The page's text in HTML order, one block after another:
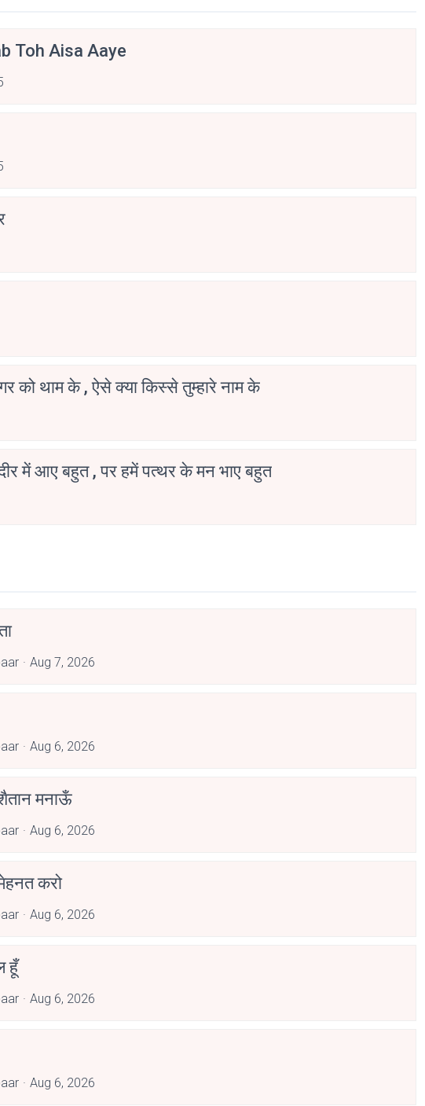
Toh Aisa Aaye
लोग बैठे हैं जिगर को थाम के , ऐसे क्या किस्से तुम्हारे नाम के
में आए बहुत , पर हमें पत्थर के मन भाए बहुत
Aug 7, 2026
Aug 6, 2026
मनाऊँ
Aug 6, 2026
करो
Aug 6, 2026
हूँ
Aug 6, 2026
Aug 6, 2026